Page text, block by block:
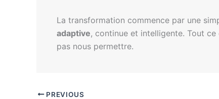
La transformation commence par une
adaptive, continue et intelligente. Tout
pas nous permettre.
PREVIOUS